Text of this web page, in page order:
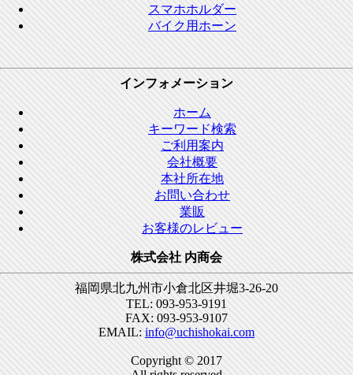
スマホホルダー
バイク用ホーン
インフォメーション
ホーム
キーワード検索
ご利用案内
会社概要
本社所在地
お問い合わせ
業販
お客様のレビュー
株式会社 内商会
福岡県北九州市小倉北区井堀3-26-20
TEL: 093-953-9191
FAX: 093-953-9107
EMAIL:info@uchishokai.com
Copyright © 2017